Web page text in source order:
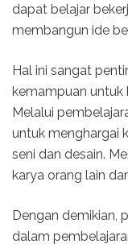
dapat belajar
membangun ide
Hal ini sangat
kemampuan untuk
Melalui
untuk menghargai
seni dan desain.
karya orang lain
Dengan demikian,
dalam